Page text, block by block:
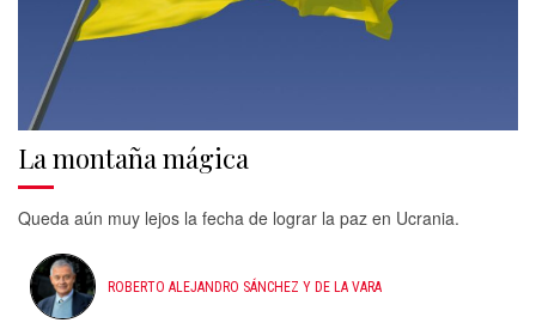
La montaña mágica
Queda aún muy lejos la fecha de lograr la paz en Ucrania.
ROBERTO ALEJANDRO SÁNCHEZ Y DE LA VARA